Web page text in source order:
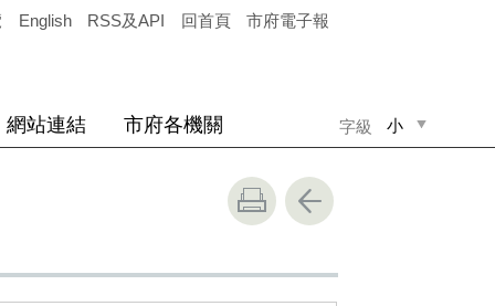
English RSS及API 回首頁 市府電子報
字級 小
網站連結 市府各機關